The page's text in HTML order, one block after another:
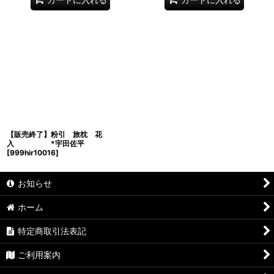
【販売終了】粉引 旅枕 花
入 *宇田佐平
[999hir10016]
お知らせ
ホーム
特定商取引法表記
ご利用案内